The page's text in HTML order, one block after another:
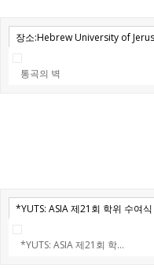
장소:Hebrew University of
통곡의 벽
*YUTS: ASIA 제21회 학위 수여
*YUTS: ASIA 제21회 학...